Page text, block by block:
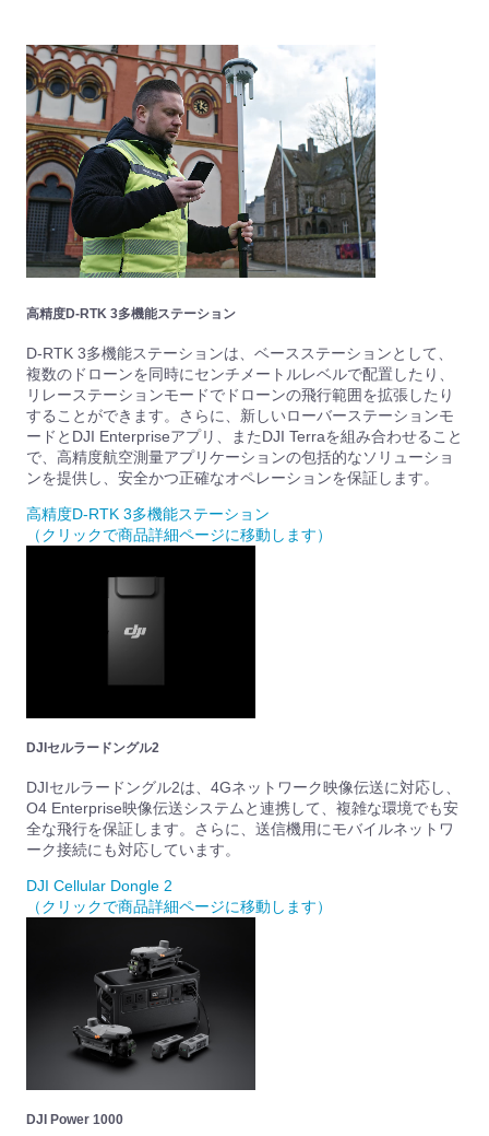
高精度D-RTK 3多機能ステーション
D-RTK 3多機能ステーションは、ベースステーションとして、
複数のドローンを同時にセンチメートルレベルで配置したり、
リレーステーションモードでドローンの飛行範囲を拡張したり
することができます。さらに、新しいローバーステーションモ
ードとDJI Enterpriseアプリ、またDJI Terraを組み合わせること
で、高精度航空測量アプリケーションの包括的なソリューショ
ンを提供し、安全かつ正確なオペレーションを保証します。
高精度D-RTK 3多機能ステーション
（クリックで商品詳細ページに移動します）
DJIセルラードングル2
DJIセルラードングル2は、4Gネットワーク映像伝送に対応し、
O4 Enterprise映像伝送システムと連携して、複雑な環境でも安
全な飛行を保証します。さらに、送信機用にモバイルネットワ
ーク接続にも対応しています。
DJI Cellular Dongle 2
（クリックで商品詳細ページに移動します）
DJI Power 1000